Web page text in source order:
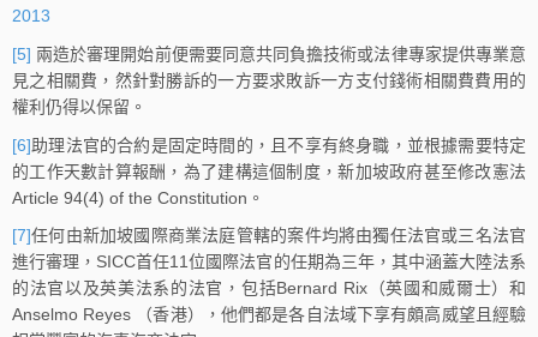
2013
[5] 兩造於審理開始前便需要同意共同負擔技術或法律專家提供專業意
見之相關費，然針對勝訴的一方要求敗訴一方支付錢術相關費費用的
權利仍得以保留。
[6]助理法官的合約是固定時間的，且不享有終身職，並根據需要特定
的工作天數計算報酬，為了建構這個制度，新加坡政府甚至修改憲法
Article 94(4) of the Constitution。
[7]任何由新加坡國際商業法庭管轄的案件均將由獨任法官或三名法官
進行審理，SICC首任11位國際法官的任期為三年，其中涵蓋大陸法系
的法官以及英美法系的法官，包括Bernard Rix（英國和威爾士）和
Anselmo Reyes （香港），他們都是各自法域下享有頗高威望且經驗